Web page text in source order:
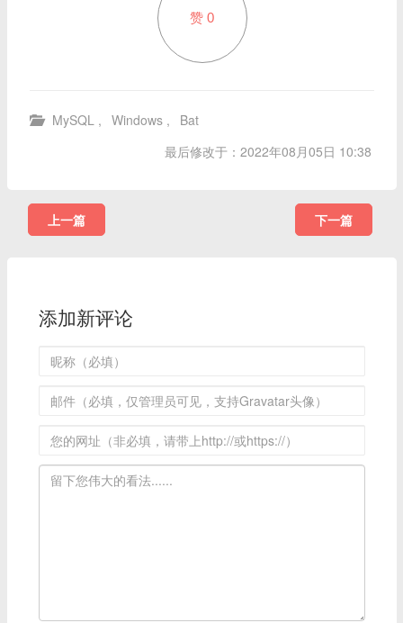
赞 0
MySQL , Windows ,
Bat
最后修改于：2022年08月05日 10:38
上一篇 下一篇
添加新评论